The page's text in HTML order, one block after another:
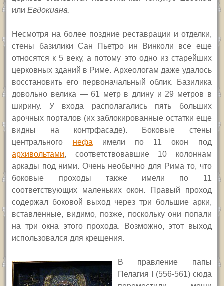
илиЕвдокиана.
Несмотря на более поздние реставрации и отделки,
стены базилики Сан Пьетро ин Винколи все еще
относятся к 5 веку, а потому это одно из старейших
церковных зданий в Риме. Археологам даже удалось
восстановить его первоначальный облик. Базилика
довольно велика — 61 метр в длину и 29 метров в
ширину. У входа располагались пять больших
арочных порталов (их заблокированные остатки еще
видны на контрфасаде). Боковые стены
центрального нефа имели по 11 окон под
архивольтами, соответствовавшие 10 колоннам
аркады под ними. Очень необычно для Рима то, что
боковые проходы также имели по 11
соответствующих маленьких окон. Правый проход
содержал боковой выход через три большие арки,
вставленные, видимо, позже, поскольку они попали
на три окна этого прохода. Возможно, этот выход
использовался для крещения.
В правление папы
Пелагия
(556-561) сюда